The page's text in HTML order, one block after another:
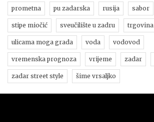
prometna pu zadarska rusija sabor
stipe miočić sveučilište u zadru trgovina
ulicama moga grada voda vodovod
vremenska prognoza vrijeme zadar
zadar street style šime vrsaljko